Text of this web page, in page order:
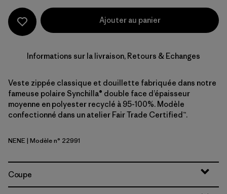
Ajouter au panier
Informations sur la livraison, Retours & Echanges
Veste zippée classique et douillette fabriquée dans notre
fameuse polaire Synchilla® double face d’épaisseur
moyenne en polyester recyclé à 95-100%. Modèle
confectionné dans un atelier Fair Trade Certified™.
New Navy w/New Navy
NENE| Modèle n° 22991
Coupe